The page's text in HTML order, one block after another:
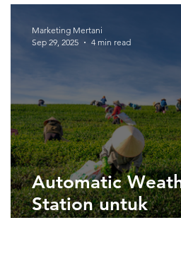
Automatic
Station untuk
Marketing Mertani
Sep 29, 2025
4 min read